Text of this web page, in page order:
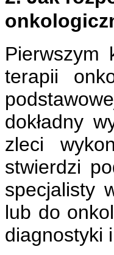
Pierwszym
terapii
dokładny
zleci
stwierdzi
specjalisty
lub do
diagnostyki